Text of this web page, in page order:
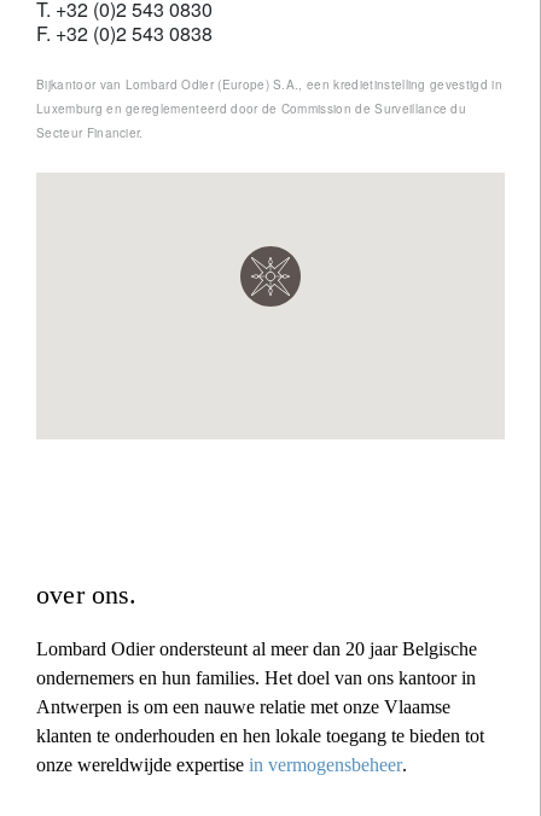
T. +32 (0)2 543 0830
F. +32 (0)2 543 0838
Bijkantoor van Lombard Odier (Europe) S.A., een kredietinstelling gevestigd in
Luxemburg en gereglementeerd door de Commission de Surveillance du
Secteur Financier.
over ons.
Lombard Odier ondersteunt al meer dan 20 jaar Belgische
ondernemers en hun families. Het doel van ons kantoor in
Antwerpen is om een nauwe relatie met onze Vlaamse
klanten te onderhouden en hen lokale toegang te bieden tot
onze wereldwijde expertise in vermogensbeheer.